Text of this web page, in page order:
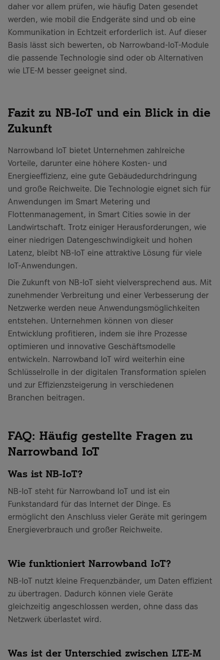
daher vor allem prüfen, wie häufig Daten gesendet
werden, wie mobil die Endgeräte sind und ob eine
Kommunikation in Echtzeit erforderlich ist. Auf dieser
Basis lässt sich bewerten, ob Narrowband-IoT-Module
die passende Technologie sind oder ob Alternativen
wie LTE-M besser geeignet sind.
Fazit zu NB-IoT und ein Blick in die
Zukunft
Narrowband IoT bietet Unternehmen zahlreiche
Vorteile, darunter eine höhere Kosten- und
Energieeffizienz, eine gute Gebäudedurchdringung
und große Reichweite. Die Technologie eignet sich für
Anwendungen im Smart Metering und
Flottenmanagement, in Smart Cities sowie in der
Landwirtschaft. Trotz einiger Herausforderungen, wie
einer niedrigen Datengeschwindigkeit und hohen
Latenz, bleibt NB-IoT eine attraktive Lösung für viele
IoT-Anwendungen.
Die Zukunft von NB-IoT sieht vielversprechend aus. Mit
zunehmender Verbreitung und einer Verbesserung der
Netzwerke werden neue Anwendungsmöglichkeiten
entstehen. Unternehmen können von dieser
Entwicklung profitieren, indem sie ihre Prozesse
optimieren und innovative Geschäftsmodelle
entwickeln. Narrowband IoT wird weiterhin eine
Schlüsselrolle in der digitalen Transformation spielen
und zur Effizienzsteigerung in verschiedenen
Branchen beitragen.
FAQ: Häufig gestellte Fragen zu
Narrowband IoT
Was ist NB-IoT?
NB-IoT steht für Narrowband IoT und ist ein
Funkstandard für das Internet der Dinge. Es
ermöglicht den Anschluss vieler Geräte mit geringem
Energieverbrauch und großer Reichweite.
Wie funktioniert Narrowband IoT?
NB-IoT nutzt kleine Frequenzbänder, um Daten effizient
zu übertragen. Dadurch können viele Geräte
gleichzeitig angeschlossen werden, ohne dass das
Netzwerk überlastet wird.
Was ist der Unterschied zwischen LTE-M